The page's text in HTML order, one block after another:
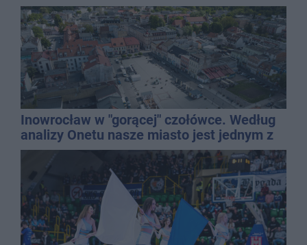
Inowrocław w "gorącej" czołówce. Według
analizy Onetu nasze miasto jest jednym z
najbardziej narażonych na upały